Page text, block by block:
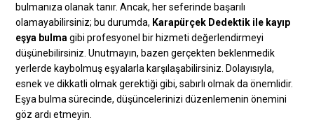
bulmanıza olanak tanır. Ancak, her seferinde başarılı
olamayabilirsiniz; bu durumda, Karapürçek Dedektik ile kayıp
eşya bulma gibi profesyonel bir hizmeti değerlendirmeyi
düşünebilirsiniz. Unutmayın, bazen gerçekten beklenmedik
yerlerde kaybolmuş eşyalarla karşılaşabilirsiniz. Dolayısıyla,
esnek ve dikkatli olmak gerektiği gibi, sabırlı olmak da önemlidir.
Eşya bulma sürecinde, düşüncelerinizi düzenlemenin önemini
göz ardı etmeyin.